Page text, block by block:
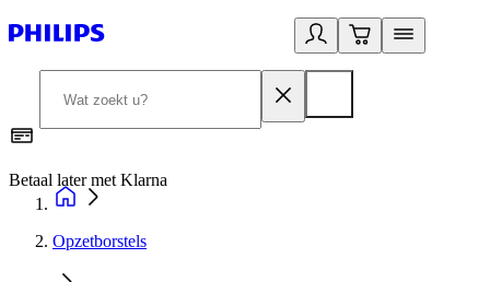
Betaal later met Klarna
Opzetborstels